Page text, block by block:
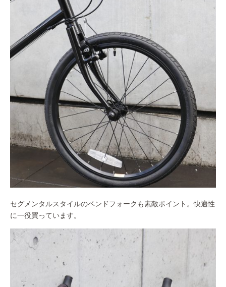
セグメンタルスタイルのベンドフォークも素敵ポイント。快適性
に一役買っています。